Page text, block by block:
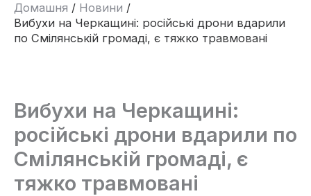
Домашня
Новини
Вибухи на Черкащині: російські дрони вдарили
по Смілянській громаді, є тяжко травмовані
Вибухи на Черкащині:
російські дрони вдарили по
Смілянській громаді, є
тяжко травмовані